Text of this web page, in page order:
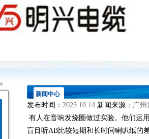
新闻中心
发布时间： 2023.10.14新闻来源： 广州
有人在音响发烧圈做过实验。他们运
盲目听AB比较短期和长时间喇叭纸的